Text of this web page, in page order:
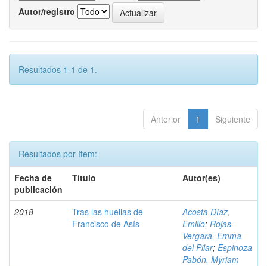
Autor/registro
Resultados 1-1 de 1.
Anterior 1 Siguiente
Resultados por ítem:
Fecha de
publicación
Título Autor(es)
2018
Tras las huellas de
Francisco de Asís
Acosta Díaz,
Emilio; Rojas
Vergara, Emma
del Pilar; Espinoza
Pabón, Myriam